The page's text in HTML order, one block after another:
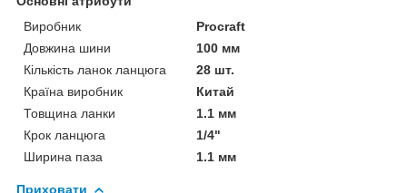
Виробник
Procraft
Довжина шини
100 мм
Кількість ланок ланцюга
28 шт.
Країна виробник
Китай
Товщина ланки
1.1 мм
Крок ланцюга
1/4"
Ширина паза
1.1 мм
Приховати